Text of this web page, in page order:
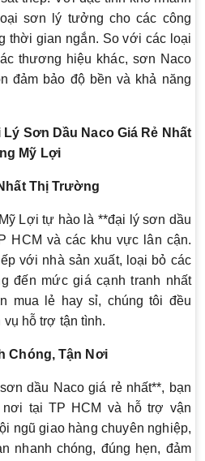
sơn lý tưởng cho các công
thời gian ngắn. So với các loại
thương hiệu khác, sơn Naco
đảm bảo độ bền và khả năng
Sơn Dầu Naco Giá Rẻ Nhất
Mỹ Lợi
Thị Trường
Lợi tự hào là **đại lý sơn dầu
HCM và các khu vực lân cận.
với nhà sản xuất, loại bỏ các
đến mức giá cạnh tranh nhất
mua lẻ hay sỉ, chúng tôi đều
hỗ trợ tận tình.
Chóng, Tận Nơi
dầu Naco giá rẻ nhất**, bạn
tại TP HCM và hỗ trợ vận
ngũ giao hàng chuyên nghiệp,
nhanh chóng, đúng hẹn, đảm